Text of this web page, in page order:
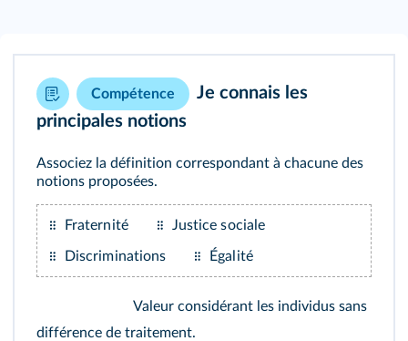
Compétence
Je connais les
principales notions
Associez la définition correspondant à chacune des
notions proposées.
Fraternité Justice sociale
Discriminations Égalité
Valeur considérant les individus sans
différence de traitement.